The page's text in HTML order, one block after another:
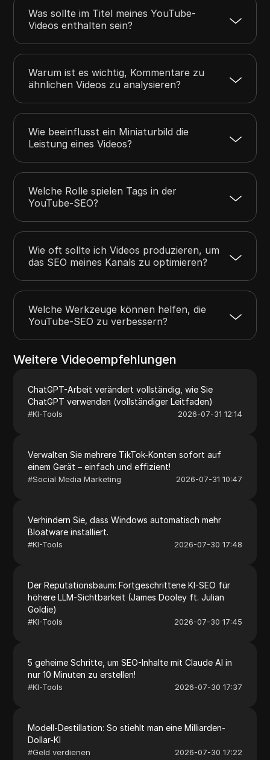
Was sollte im Titel meines YouTube-
Videos enthalten sein?
Warum ist es wichtig, Kommentare zu
ähnlichen Videos zu analysieren?
Wie beeinflusst ein Miniaturbild die
Leistung eines Videos?
Welche Rolle spielen Tags in der
YouTube-SEO?
Wie oft sollte ich Videos produzieren, um
das SEO meines Kanals zu optimieren?
Welche Werkzeuge können helfen, die
YouTube-SEO zu verbessern?
Weitere Videoempfehlungen
ChatGPT-Arbeit verändert vollständig, wie Sie
ChatGPT verwenden (vollständiger Leitfaden)
#KI-Tools 2026-07-31 12:14
Verwalten Sie mehrere TikTok-Konten sofort auf
einem Gerät – einfach und effizient!
#Social Media Marketing 2026-07-31 10:47
Verhindern Sie, dass Windows automatisch mehr
Bloatware installiert.
#KI-Tools 2026-07-30 17:48
Der Reputationsbaum: Fortgeschrittene KI-SEO für
höhere LLM-Sichtbarkeit (James Dooley ft. Julian
Goldie)
#KI-Tools 2026-07-30 17:45
5 geheime Schritte, um SEO-Inhalte mit Claude AI in
nur 10 Minuten zu erstellen!
#KI-Tools 2026-07-30 17:37
Modell-Destillation: So stiehlt man eine Milliarden-
Dollar-KI
#Geld verdienen 2026-07-30 17:22